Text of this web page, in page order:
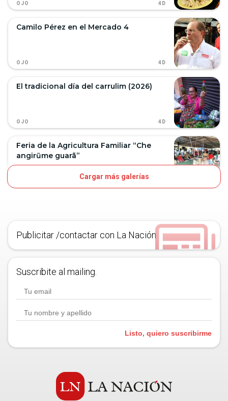
OJO 4D
Camilo Pérez en el Mercado 4
OJO 4D
El tradicional día del carrulim (2026)
OJO 4D
Feria de la Agricultura Familiar “Che
angirũme guarã”
Cargar más galerías
Publicitar /contactar con La Nación
Suscribite al mailing.
Listo, quiero suscribirme